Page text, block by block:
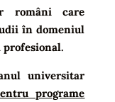
români care
în domeniul
universitar
programe